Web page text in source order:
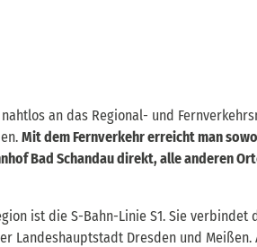
an das Regional- und
Mit dem Fernverkehr erreicht man
Bad Schandau direkt, alle anderen
ist die S-Bahn-Linie S1. Sie verbindet
Landeshauptstadt Dresden und Meißen.